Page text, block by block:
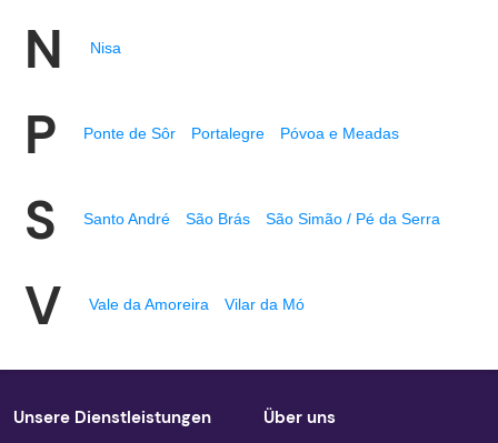
N Nisa
P Ponte de Sôr Portalegre Póvoa e Meadas
S Santo André São Brás São Simão / Pé da Serra
V Vale da Amoreira Vilar da Mó
Unsere Dienstleistungen Über uns